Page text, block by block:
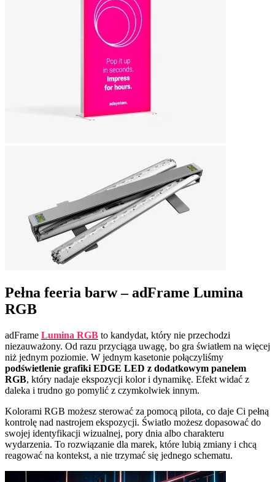
Pełna feeria barw – adFrame Lumina
RGB
adFrame Lumina RGB to kandydat, który nie przechodzi
niezauważony. Od razu przyciąga uwagę, bo gra światłem na więcej
niż jednym poziomie. W jednym kasetonie połączyliśmy
podświetlenie grafiki EDGE LED z dodatkowym panelem
RGB, który nadaje ekspozycji kolor i dynamikę. Efekt widać z
daleka i trudno go pomylić z czymkolwiek innym.
Kolorami RGB możesz sterować za pomocą pilota, co daje Ci pełną
kontrolę nad nastrojem ekspozycji. Światło możesz dopasować do
swojej identyfikacji wizualnej, pory dnia albo charakteru
wydarzenia. To rozwiązanie dla marek, które lubią zmiany i chcą
reagować na kontekst, a nie trzymać się jednego schematu.